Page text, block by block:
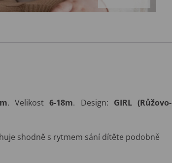
. Velikost6-18m. Design: GIRL (Růžovo-
shodně s rytmem sání dítěte podobně